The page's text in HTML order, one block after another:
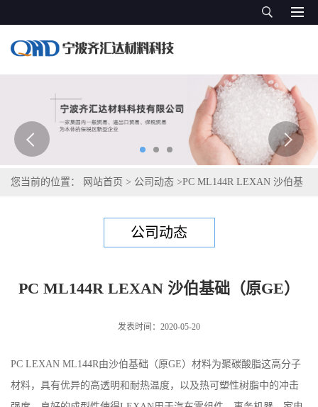
您当前的位置： 网站首页 > 公司动态 >PC ML144R LEXAN 沙伯基
公司动态
PC ML144R LEXAN 沙伯基础（原GE）
发表时间：2020-05-20
PC LEXAN ML144R由沙伯基础（原GE）材料为聚碳酸脂这高分子
材料，具有优异的高透明和耐热温度，以及热可塑性树脂中的冲击